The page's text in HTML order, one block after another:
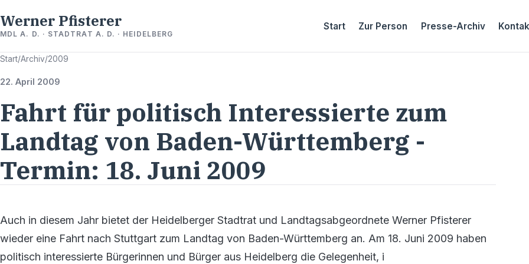
Werner Pfisterer
MDL A. D. · STADTRAT A. D. · HEIDELBERG
Start Zur Person Presse-Archiv
Start/Archiv/2009
22. April 2009
Fahrt für politisch Interessierte zum
Landtag von Baden-Württemberg -
Termin: 18. Juni 2009
Auch in diesem Jahr bietet der Heidelberger Stadtrat und Landtagsabgeordnete Werner Pfisterer
wieder eine Fahrt nach Stuttgart zum Landtag von Baden-Württemberg an. Am 18. Juni 2009 haben
politisch interessierte Bürgerinnen und Bürger aus Heidelberg die Gelegenheit, i